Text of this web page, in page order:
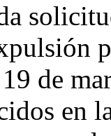
de
en